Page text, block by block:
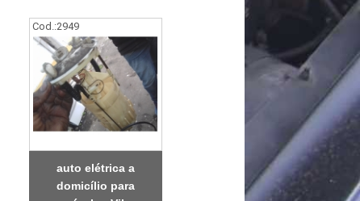
Cod.:2949
auto elétrica a
domicílio para